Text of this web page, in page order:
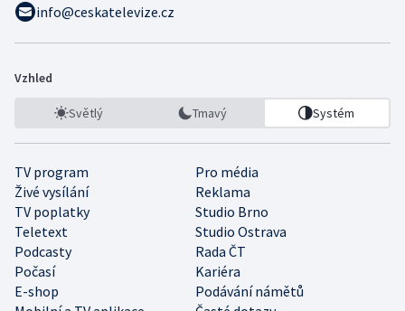
info@ceskatelevize.cz
Vzhled
Světlý Tmavý Systém
TV program
Pro média
Živé vysílání
Reklama
TV poplatky
Studio Brno
Teletext
Studio Ostrava
Podcasty
Rada ČT
Počasí
Kariéra
E-shop
Podávání námětů